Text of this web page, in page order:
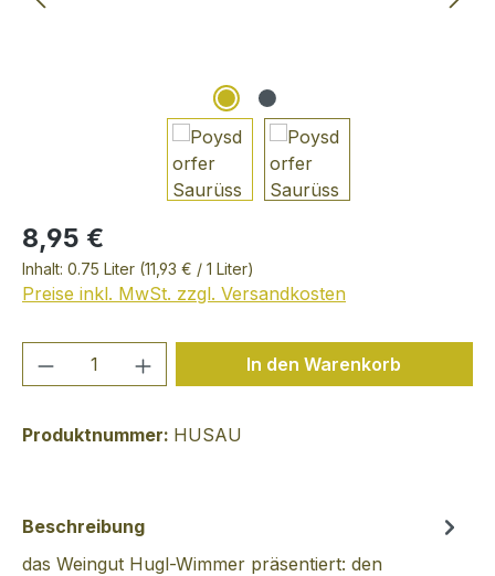
8,95 €
Inhalt: 0.75 Liter (11,93 € / 1 Liter)
Preise inkl. MwSt. zzgl. Versandkosten
Produkt Anzahl: Gib denIn den Warenkorb
Produktnummer: HUSAU
Beschreibung
das Weingut Hugl-Wimmer präsentiert: den